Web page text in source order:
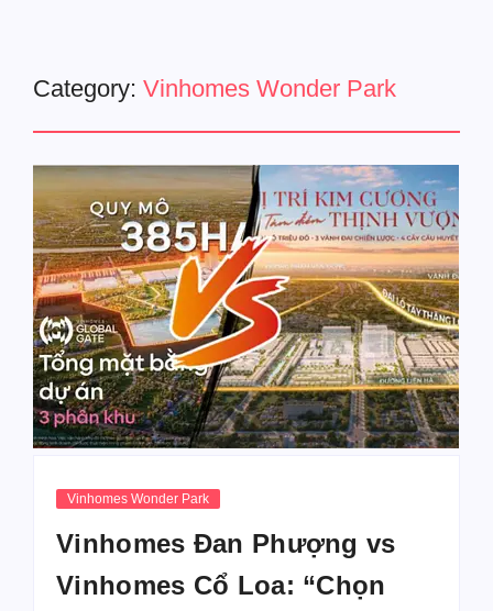
Category: Vinhomes Wonder Park
Vinhomes Wonder Park
Vinhomes Đan Phượng vs
Vinhomes Cổ Loa: “Chọn